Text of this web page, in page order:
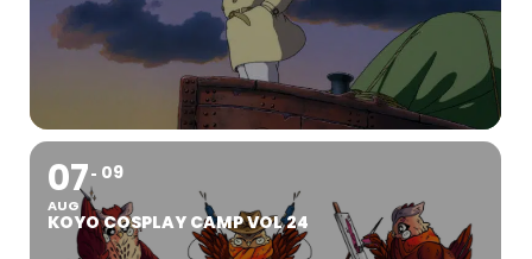
07
AUG
09
KOYO COSPLAY CAMP VOL 24